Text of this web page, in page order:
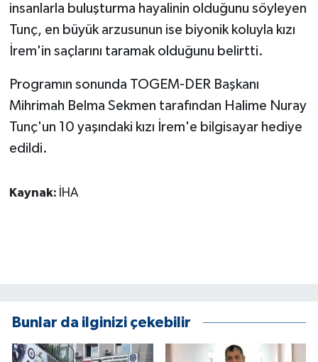
insanlarla buluşturma hayalinin olduğunu söyleyen
Tunç, en büyük arzusunun ise biyonik koluyla kızı
İrem'in saçlarını taramak olduğunu belirtti.
Programın sonunda TOGEM-DER Başkanı
Mihrimah Belma Sekmen tarafından Halime Nuray
Tunç'un 10 yaşındaki kızı İrem'e bilgisayar hediye
edildi.
Kaynak: İHA
Bunlar da ilginizi çekebilir